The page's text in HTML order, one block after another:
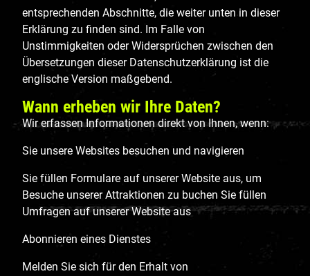
entsprechenden Abschnitte, die weiter unten in dieser
Erklärung zu finden sind. Im Falle von
Unstimmigkeiten oder Widersprüchen zwischen den
Übersetzungen dieser Datenschutzerklärung ist die
englische Version maßgebend.
Wann erheben wir Ihre Daten?
Wir erfassen Informationen direkt von Ihnen, wenn:
Sie unsere Websites besuchen und navigieren
Sie füllen Formulare auf unserer Website aus, um
Besuche unserer Attraktionen zu buchen Sie füllen
Umfragen auf unserer Website aus
Abonnieren eines Dienstes
Melden Sie sich für den Erhalt von